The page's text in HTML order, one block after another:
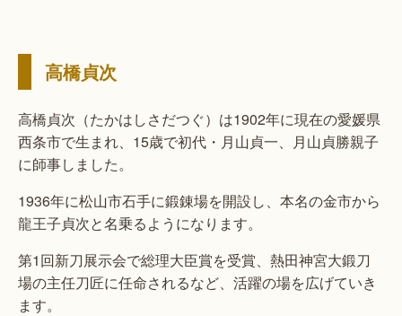
高橋貞次
高橋貞次（たかはしさだつぐ）は1902年に現在の愛媛県
西条市で生まれ、15歳で初代・月山貞一、月山貞勝親子
に師事しました。
1936年に松山市石手に鍛錬場を開設し、本名の金市から
龍王子貞次と名乗るようになります。
第1回新刀展示会で総理大臣賞を受賞、熱田神宮大鍛刀
場の主任刀匠に任命されるなど、活躍の場を広げていき
ます。